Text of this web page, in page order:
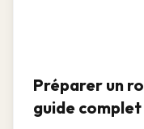
Préparer un
guide